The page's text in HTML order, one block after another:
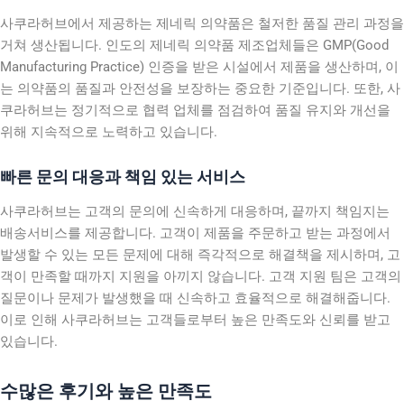
사쿠라허브에서 제공하는 제네릭 의약품은 철저한 품질 관리 과정을
거쳐 생산됩니다. 인도의 제네릭 의약품 제조업체들은 GMP(Good
Manufacturing Practice) 인증을 받은 시설에서 제품을 생산하며, 이
는 의약품의 품질과 안전성을 보장하는 중요한 기준입니다. 또한, 사
쿠라허브는 정기적으로 협력 업체를 점검하여 품질 유지와 개선을
위해 지속적으로 노력하고 있습니다.
빠른 문의 대응과 책임 있는 서비스
사쿠라허브는 고객의 문의에 신속하게 대응하며, 끝까지 책임지는
배송서비스를 제공합니다. 고객이 제품을 주문하고 받는 과정에서
발생할 수 있는 모든 문제에 대해 즉각적으로 해결책을 제시하며, 고
객이 만족할 때까지 지원을 아끼지 않습니다. 고객 지원 팀은 고객의
질문이나 문제가 발생했을 때 신속하고 효율적으로 해결해줍니다.
이로 인해 사쿠라허브는 고객들로부터 높은 만족도와 신뢰를 받고
있습니다.
수많은 후기와 높은 만족도